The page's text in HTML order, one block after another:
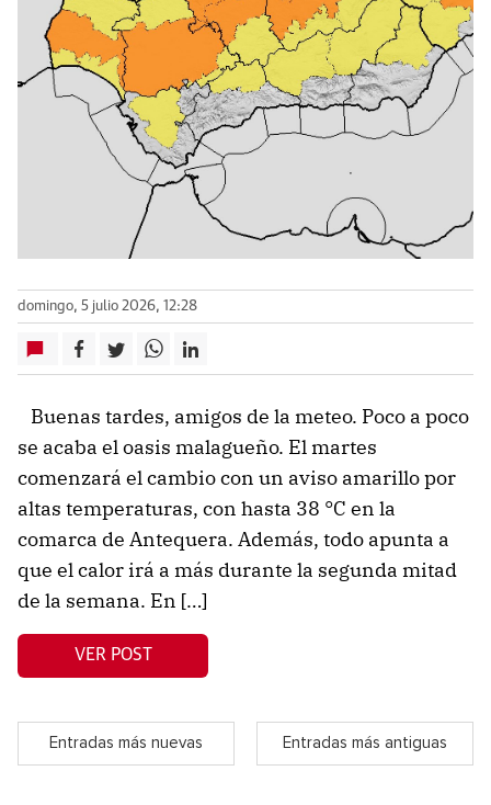
domingo, 5 julio 2026, 12:28
‌ Buenas tardes, amigos de la meteo. Poco a poco
se acaba el oasis malagueño. El martes
comenzará el cambio con un aviso amarillo por
altas temperaturas, con hasta 38 °C en la
comarca de Antequera. Además, todo apunta a
que el calor irá a más durante la segunda mitad
de la semana. En […]
VER POST
Entradas más nuevas Entradas más antiguas